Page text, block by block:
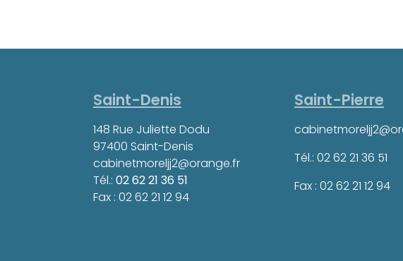
Saint-Denis
148 Rue Juliette Dodu
97400 Saint-Denis
cabinetmoreljj2@orange.fr
Tél.: 02 62 21 36 51
Fax : 02 62 21 12 94
Saint-Pierre
Tél.: 02 62 21 36 51
Fax : 02 62 21 12 94